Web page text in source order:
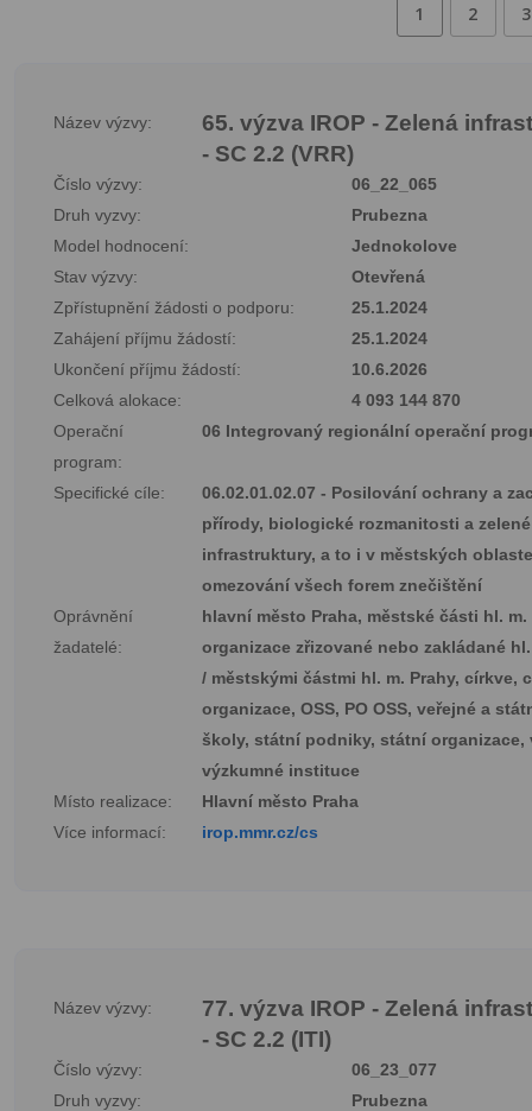
1 2 3
Název výzvy:
65. výzva IROP - Zelená
- SC 2.2 (VRR)
Číslo výzvy:
06_22_065
Druh vyzvy:
Prubezna
Model hodnocení:
Jednokolove
Stav výzvy:
Otevřená
Zpřístupnění žádosti o podporu:
25.1.2024
Zahájení příjmu žádostí:
25.1.2024
Ukončení příjmu žádostí:
10.6.2026
Celková alokace:
4 093 144 870
Operační
program:
06 Integrovaný regionální operační
Specifické cíle:
06.02.01.02.07 - Posilování ochrany a
přírody, biologické rozmanitosti a zelené
infrastruktury, a to i v městských
omezování všech forem znečištění
Oprávnění
žadatelé:
hlavní město Praha, městské části hl. m.
organizace zřizované nebo zakládané
/ městskými částmi hl. m. Prahy, církve,
organizace, OSS, PO OSS, veřejné a
školy, státní podniky, státní organizace,
výzkumné instituce
Místo realizace:
Hlavní město Praha
Více informací:
irop.mmr.cz/cs
Název výzvy:
77. výzva IROP - Zelená
- SC 2.2 (ITI)
Číslo výzvy:
06_23_077
Druh vyzvy:
Prubezna